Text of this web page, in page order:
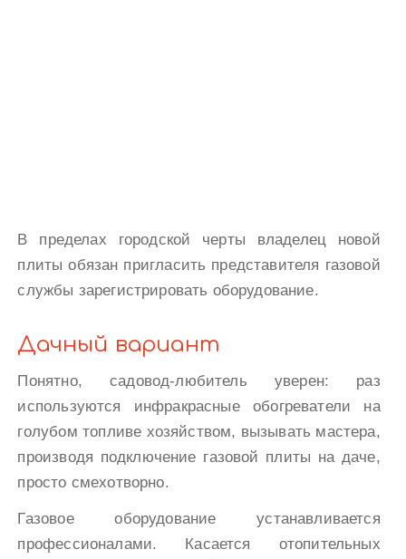
В пределах городской черты владелец новой
плиты обязан пригласить представителя газовой
службы зарегистрировать оборудование.
Дачный вариант
Понятно, садовод-любитель уверен: раз
используются инфракрасные обогреватели на
голубом топливе хозяйством, вызывать мастера,
производя подключение газовой плиты на даче,
просто смехотворно.
Газовое оборудование устанавливается
профессионалами. Касается отопительных